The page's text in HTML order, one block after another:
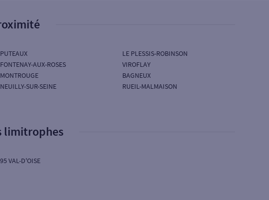
PUTEAUX
FONTENAY-AUX-ROSES
MONTROUGE
NEUILLY-SUR-SEINE
LE PLESSIS-ROBINSON
VIROFLAY
BAGNEUX
RUEIL-MALMAISON
limitrophes
95 VAL-D'OISE